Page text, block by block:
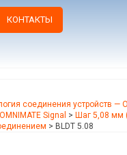
КОНТАКТЫ
соединения устройств —
Signal > Шаг 5,08 мм
> BLDT 5.08